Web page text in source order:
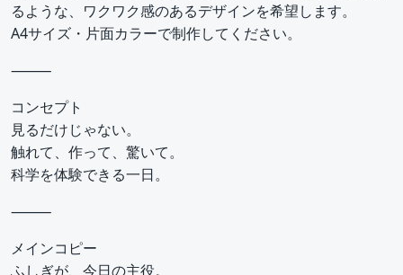
るような、ワクワク感のあるデザインを希望します。
A4サイズ・片面カラーで制作してください。
⸻
コンセプト
見るだけじゃない。
触れて、作って、驚いて。
科学を体験できる一日。
⸻
メインコピー
ふしぎが、今日の主役。